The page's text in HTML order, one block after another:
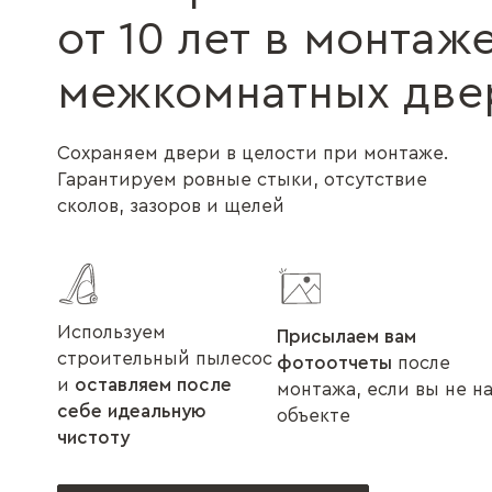
от 10 лет в
межкомнатных
Сохраняем двери в целости при монтаже.
Гарантируем ровные стыки, отсутствие
сколов, зазоров и щелей
Используем
строительный пылесос
и оставляем после
себе идеальную
чистоту
Присылаем вам
фотоотчеты после
монтажа, если вы не на
объекте